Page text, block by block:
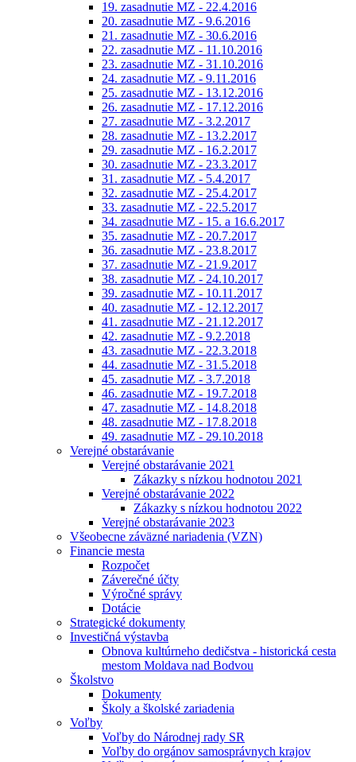
19. zasadnutie MZ - 22.4.2016
20. zasadnutie MZ - 9.6.2016
21. zasadnutie MZ - 30.6.2016
22. zasadnutie MZ - 11.10.2016
23. zasadnutie MZ - 31.10.2016
24. zasadnutie MZ - 9.11.2016
25. zasadnutie MZ - 13.12.2016
26. zasadnutie MZ - 17.12.2016
27. zasadnutie MZ - 3.2.2017
28. zasadnutie MZ - 13.2.2017
29. zasadnutie MZ - 16.2.2017
30. zasadnutie MZ - 23.3.2017
31. zasadnutie MZ - 5.4.2017
32. zasadnutie MZ - 25.4.2017
33. zasadnutie MZ - 22.5.2017
34. zasadnutie MZ - 15. a 16.6.2017
35. zasadnutie MZ - 20.7.2017
36. zasadnutie MZ - 23.8.2017
37. zasadnutie MZ - 21.9.2017
38. zasadnutie MZ - 24.10.2017
39. zasadnutie MZ - 10.11.2017
40. zasadnutie MZ - 12.12.2017
41. zasadnutie MZ - 21.12.2017
42. zasadnutie MZ - 9.2.2018
43. zasadnutie MZ - 22.3.2018
44. zasadnutie MZ - 31.5.2018
45. zasadnutie MZ - 3.7.2018
46. zasadnutie MZ - 19.7.2018
47. zasadnutie MZ - 14.8.2018
48. zasadnutie MZ - 17.8.2018
49. zasadnutie MZ - 29.10.2018
Verejné obstarávanie
Verejné obstarávanie 2021
Zákazky s nízkou hodnotou 2021
Verejné obstarávanie 2022
Zákazky s nízkou hodnotou 2022
Verejné obstarávanie 2023
Všeobecne záväzné nariadenia (VZN)
Financie mesta
Rozpočet
Záverečné účty
Výročné správy
Dotácie
Strategické dokumenty
Investičná výstavba
Obnova kultúrneho dedičstva - historická cesta
mestom Moldava nad Bodvou
Školstvo
Dokumenty
Školy a školské zariadenia
Voľby
Voľby do Národnej rady SR
Voľby do orgánov samosprávnych krajov